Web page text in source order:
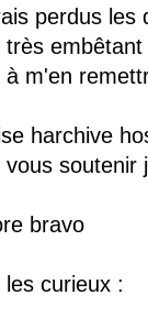
perdus les
très
à m'en
harchive
vous soutenir
bravo
les curieux :